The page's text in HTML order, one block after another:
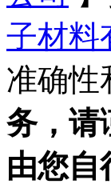
子材料
准确性
务，请
由您自